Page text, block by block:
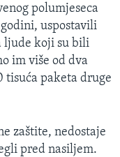
polumjeseca
uspostavili
ljude koji su bili
im više od dva
tisuća paketa druge
zaštite, nedostaje
pred nasiljem.